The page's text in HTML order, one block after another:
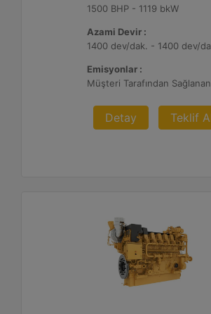
1500 BHP - 1119 bkW
Azami Devir :
1400 dev/dak. - 1400 dev/
Emisyonlar :
Detay Teklif